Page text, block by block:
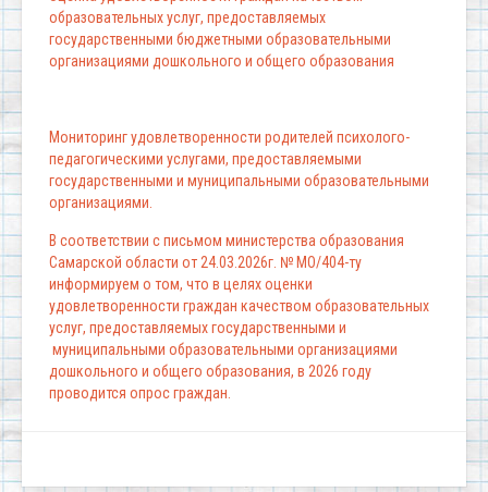
образовательных услуг, предоставляемых
государственными бюджетными образовательными
организациями дошкольного и общего образования
Мониторинг удовлетворенности родителей психолого-
педагогическими услугами, предоставляемыми
государственными и муниципальными образовательными
организациями.
В соответствии с письмом министерства образования
Самарской области от 24.03.2026г. № МО/404-ту
информируем о том, что в целях оценки
удовлетворенности граждан качеством образовательных
услуг, предоставляемых государственными и
муниципальными образовательными организациями
дошкольного и общего образования, в 2026 году
проводится опрос граждан.